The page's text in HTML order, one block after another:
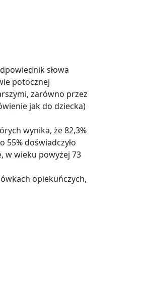
słowa
potocznej
zarówno przez
jak do dziecka)
wynika, że 82,3%
55% doświadczyło
w wieku powyżej 73
opiekuńczych,